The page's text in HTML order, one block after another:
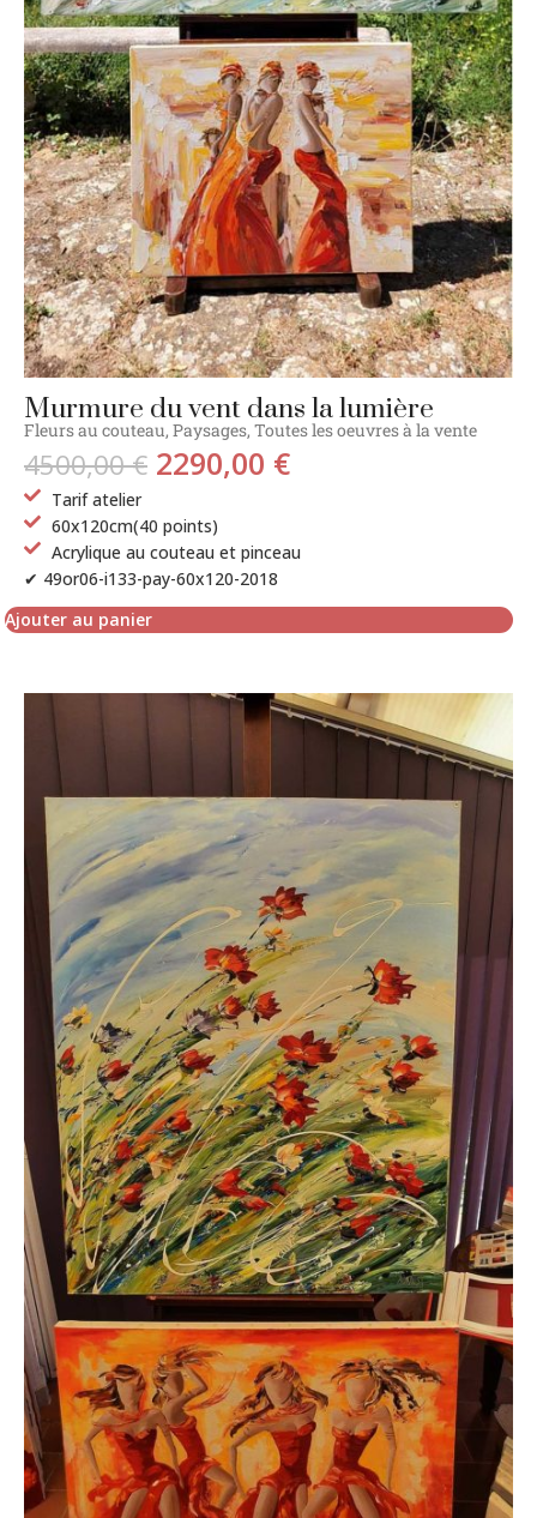
Murmure du vent dans la lumière
Fleurs au couteau, Paysages, Toutes les oeuvres à la vente
4500,00€ 2290,00 €
Tarif atelier
60x120cm(40 points)
Acrylique au couteau et pinceau
✔ 49or06-i133-pay-60x120-2018
Ajouter au panier